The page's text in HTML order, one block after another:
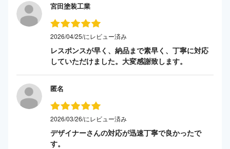
宮田塗装工業
2026/04/25/にレビュー済み
レスポンスが早く、納品まで素早く、丁寧に対応
していただけました。大変感謝致します。
匿名
2026/03/26/にレビュー済み
デザイナーさんの対応が迅速丁寧で良かったで
す。